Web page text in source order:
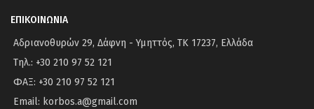
ΕΠΙΚΟΙΝΩΝΙΑ
Αδριανοθυρών 29, Δάφνη - Υμηττός, ΤΚ 17237, Ελλάδα
Τηλ.: +30 210 97 52 121
ΦΑΞ: +30 210 97 52 121
Email: korbos.a@gmail.com